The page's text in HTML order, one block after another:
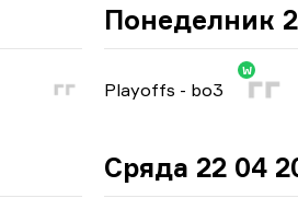
Понеделник
Playoffs - bo3
W
Сряда 22 04